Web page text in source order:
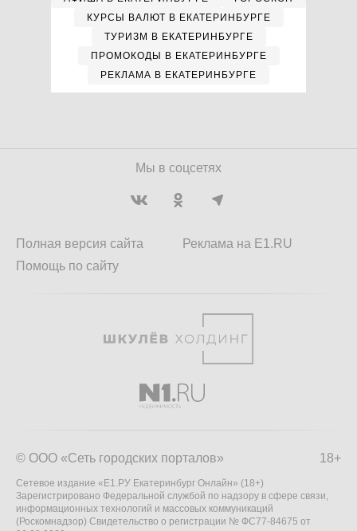
КУРСЫ ВАЛЮТ В ЕКАТЕРИНБУРГЕ
ТУРИЗМ В ЕКАТЕРИНБУРГЕ
ПРОМОКОДЫ В ЕКАТЕРИНБУРГЕ
РЕКЛАМА В ЕКАТЕРИНБУРГЕ
Мы в соцсетях
Полная версия сайта
Помощь по сайту
Реклама на E1.RU
18+
© ООО «Сеть городских порталов»
Сетевое издание «Е1.РУ Екатеринбург Онлайн» (18+)
Зарегистрировано Федеральной службой по надзору в сфере связи,
информационных технологий и массовых коммуникаций
(Роскомнадзор) Свидетельство о регистрации № ФС77-84675 от